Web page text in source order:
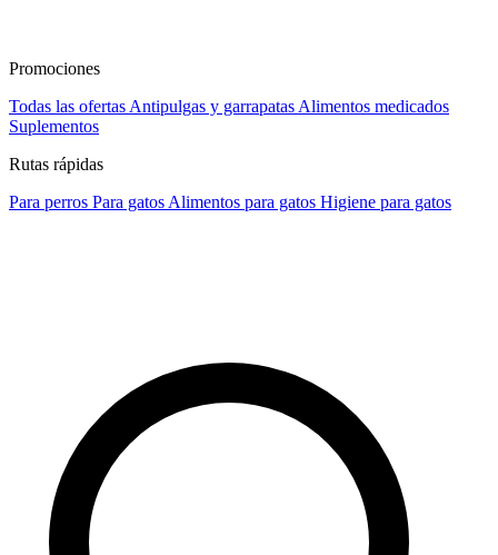
Promociones
Todas las ofertas Antipulgas y garrapatas Alimentos medicados
Suplementos
Rutas rápidas
Para perros Para gatos Alimentos para gatos Higiene para gatos